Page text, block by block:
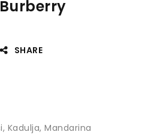
SHARE
Kadulja, Mandarina